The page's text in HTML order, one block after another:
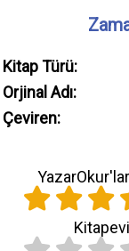
Kitap Türü:
Orjinal Adı:
Çeviren:
Kitapevi